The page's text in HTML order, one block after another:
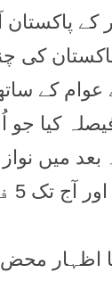
پاکستان
کی
فیصلہ کیا
چھٹی ہوتی ہے
محض